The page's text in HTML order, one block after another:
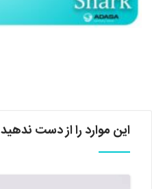
این موارد را از دست ندهید